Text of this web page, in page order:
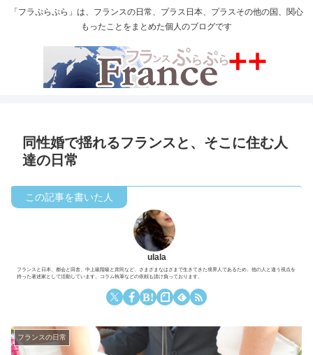
「フラぷらぷら」は、フランスの日常、プラス日本、プラスその他の国、関心
もったことをまとめた個人のブログです
同性婚で揺れるフランスと、そこに住む人
達の日常
ulala
フランスと日本、都会と田舎、中上級階級と庶民など、さまざまなはざまで生きてきた境界人であるため、他の人と違う視点を
持った著述家として活動しています。コラム執筆などの依頼も請け負っております。
フランスの日常